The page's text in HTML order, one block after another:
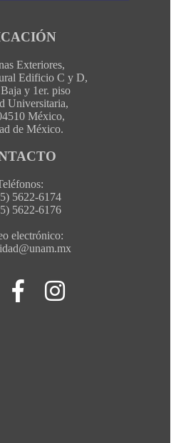
Exteriores,
Edificio C y D,
y 1er. piso
Universitaria,
México,
de México.
5622-6174
5622-6176
electrónico: